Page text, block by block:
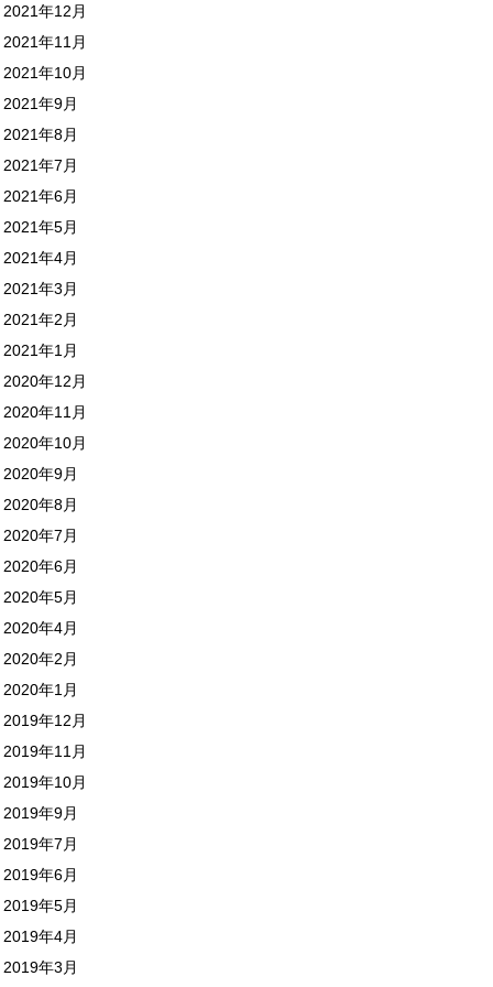
2021年12月
2021年11月
2021年10月
2021年9月
2021年8月
2021年7月
2021年6月
2021年5月
2021年4月
2021年3月
2021年2月
2021年1月
2020年12月
2020年11月
2020年10月
2020年9月
2020年8月
2020年7月
2020年6月
2020年5月
2020年4月
2020年2月
2020年1月
2019年12月
2019年11月
2019年10月
2019年9月
2019年7月
2019年6月
2019年5月
2019年4月
2019年3月